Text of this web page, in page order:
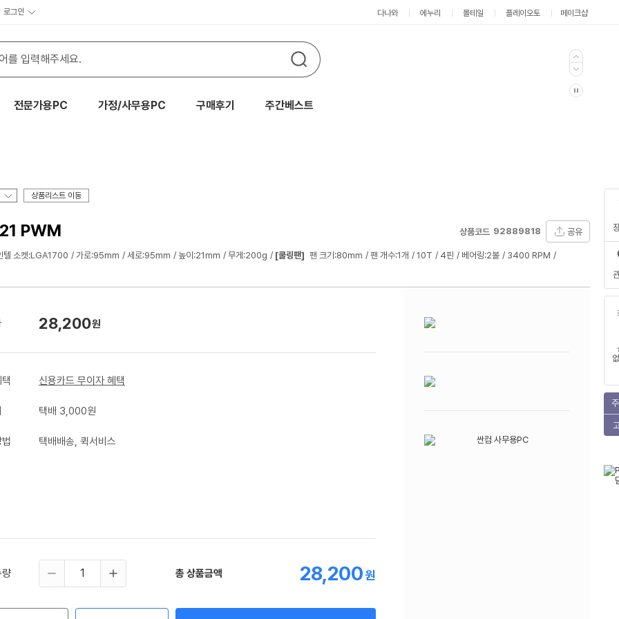
로그인 다나와 에누리 몰테일 플레이오토 메이크샵
전문가용PC 가정/사무용PC 구매후기 주간베스트
상품리스트 이동
PWM 상품코드 92889818 공유
텔 소켓:LGA1700 가로:95mm 세로:95mm 높이:21mm 무게:200g [쿨링팬] 팬 크기:80mm 팬 개수:1개 10T 4핀 베어링:2볼
3400 RPM
28,200원
신용카드 무이자 혜택
택배 3,000원
택배배송, 퀵서비스
량 총 상품금액 28,200원